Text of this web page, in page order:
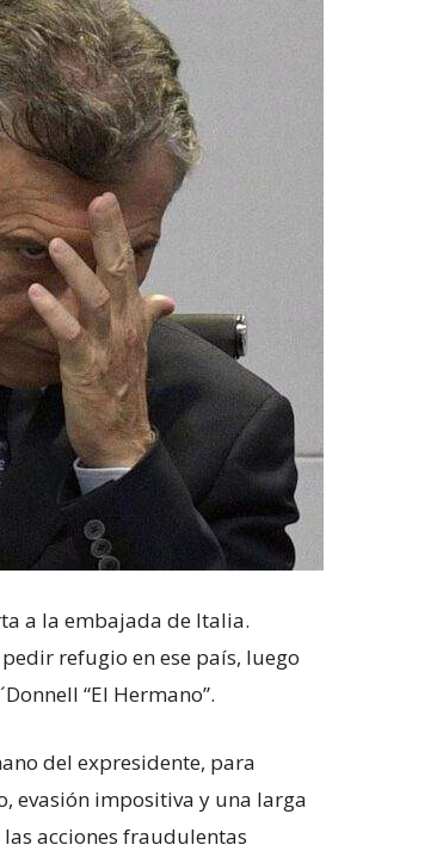
a la embajada de Italia.
refugio en ese país, luego
“El Hermano”.
del expresidente, para
evasión impositiva y una larga
acciones fraudulentas